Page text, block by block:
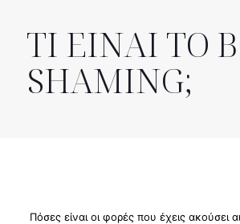
ΤΙ ΕΙΝΑΙ ΤΟ
SHAMING;
Πόσες είναι οι φορές που έχεις ακούσει